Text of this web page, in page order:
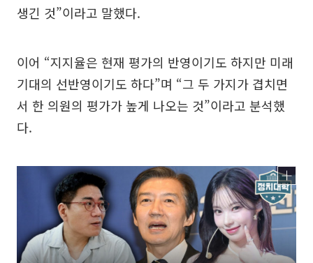
생긴 것”이라고 말했다.
이어 “지지율은 현재 평가의 반영이기도 하지만 미래
기대의 선반영이기도 하다”며 “그 두 가지가 겹치면
서 한 의원의 평가가 높게 나오는 것”이라고 분석했
다.